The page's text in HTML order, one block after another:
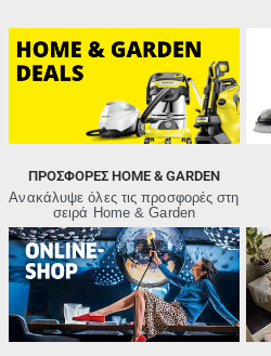
ΠΡΟΣΦΟΡΈΣ HOME & GARDEN
Ανακάλυψε όλες τις προσφορές στη
σειρά Home & Garden